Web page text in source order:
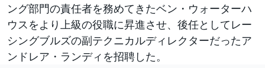
ング部門の責任者を務めてきたベン・ウォーターハ
ウスをより上級の役職に昇進させ、後任としてレー
シングブルズの副テクニカルディレクターだったア
ンドレア・ランディを招聘した。